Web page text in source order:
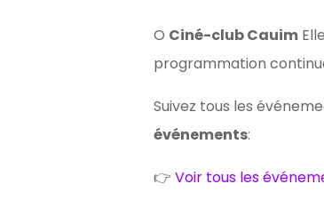
O Ciné-club Cauim
programmation
Suivez tous les
événements:
👉Voir tous les